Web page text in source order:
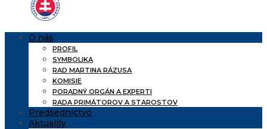
O nás
PROFIL
SYMBOLIKA
RAD MARTINA RÁZUSA
KOMISIE
PORADNÝ ORGÁN A EXPERTI
RADA PRIMÁTOROV A STAROSTOV
Predsedníctvo
Aktuality